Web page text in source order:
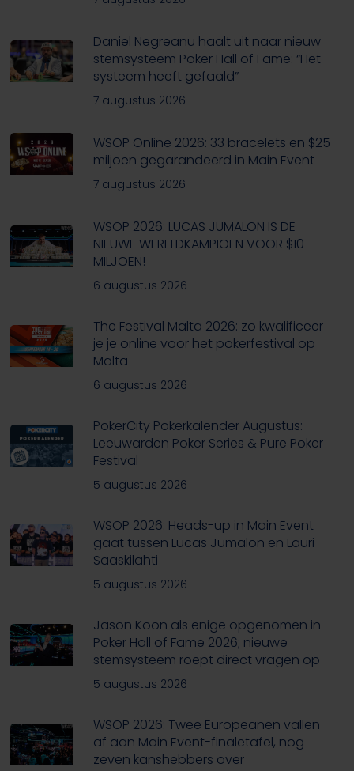
Daniel Negreanu haalt uit naar nieuw
stemsysteem Poker Hall of Fame: “Het
systeem heeft gefaald”
7 augustus 2026
WSOP Online 2026: 33 bracelets en $25
miljoen gegarandeerd in Main Event
7 augustus 2026
WSOP 2026: LUCAS JUMALON IS DE
NIEUWE WERELDKAMPIOEN VOOR $10
MILJOEN!
6 augustus 2026
The Festival Malta 2026: zo kwalificeer
je je online voor het pokerfestival op
Malta
6 augustus 2026
PokerCity Pokerkalender Augustus:
Leeuwarden Poker Series & Pure Poker
Festival
5 augustus 2026
WSOP 2026: Heads-up in Main Event
gaat tussen Lucas Jumalon en Lauri
Saaskilahti
5 augustus 2026
Jason Koon als enige opgenomen in
Poker Hall of Fame 2026; nieuwe
stemsysteem roept direct vragen op
5 augustus 2026
WSOP 2026: Twee Europeanen vallen
af aan Main Event-finaletafel, nog
zeven kanshebbers over